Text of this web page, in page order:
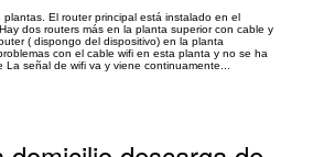
El router principal está instalado en el
dos routers más en la planta superior con cable y
( dispongo del dispositivo) en la planta
con el cable wifi en esta planta y no se ha
señal de wifi va y viene continuamente...